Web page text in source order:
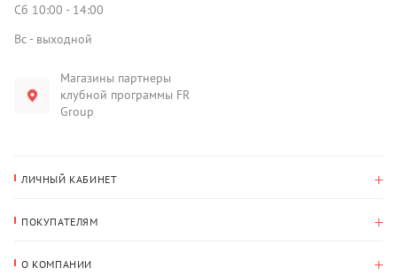
Сб 10:00 - 14:00
Вс - выходной
Магазины партнеры
клубной программы FR
Group
ЛИЧНЫЙ КАБИНЕТ
Адрес для доставки
ПОКУПАТЕЛЯМ
О КОМПАНИИ